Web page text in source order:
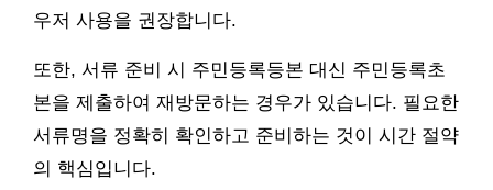
우저 사용을 권장합니다.
또한, 서류 준비 시 주민등록등본 대신 주민등록초
본을 제출하여 재방문하는 경우가 있습니다. 필요한
서류명을 정확히 확인하고 준비하는 것이 시간 절약
의 핵심입니다.